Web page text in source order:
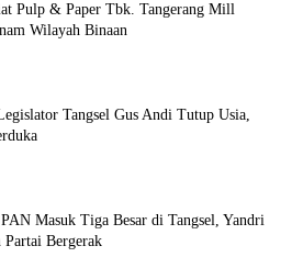
Pulp & Paper Tbk. Tangerang Mill
Wilayah Binaan
Tangsel Gus Andi Tutup Usia,
Masuk Tiga Besar di Tangsel, Yandri
Bergerak